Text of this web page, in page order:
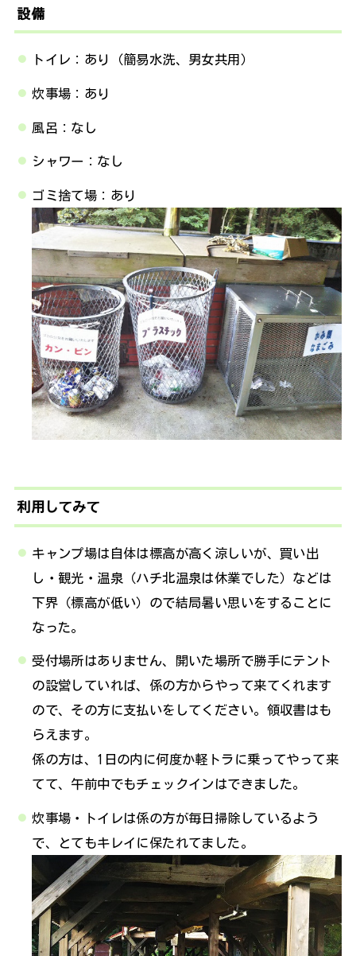
設備
トイレ：あり（簡易水洗、男女共用）
炊事場：あり
風呂：なし
シャワー：なし
ゴミ捨て場：あり
利用してみて
キャンプ場は自体は標高が高く涼しいが、買い出
し・観光・温泉（ハチ北温泉は休業でした）などは
下界（標高が低い）ので結局暑い思いをすることに
なった。
受付場所はありません、開いた場所で勝手にテント
の設営していれば、係の方からやって来てくれます
ので、その方に支払いをしてください。領収書はも
らえます。
係の方は、1日の内に何度か軽トラに乗ってやって来
てて、午前中でもチェックインはできました。
炊事場・トイレは係の方が毎日掃除しているよう
で、とてもキレイに保たれてました。